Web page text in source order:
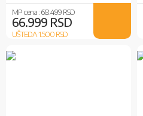
MP cena :68.499 RSD
66.999 RSD
UŠTEDA 1.500RSD